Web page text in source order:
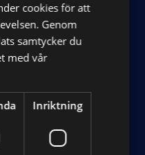
cookies för att
Genom
samtycker du
med vår
Inriktning